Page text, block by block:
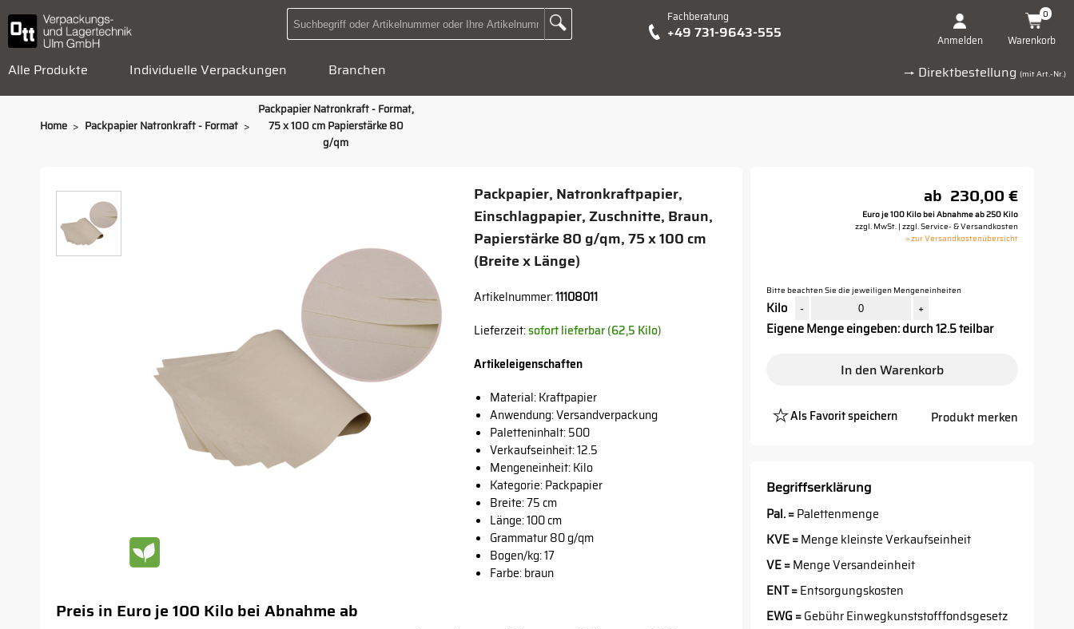
Suchbegriff oder Artikelnummer hier eingeben:
Zur Suche Landingpage Fachberatung
+49 731-9643-555 Anmelden Warenkorb
0
Alle Produkte Individuelle Verpackungen Branchen → Direktbestellung (mit Art.-Nr.)
Home > Packpapier Natronkraft - Format >
Packpapier Natronkraft - Format,
75 x 100 cm Papierstärke 80
g/qm
Packpapier, Natronkraftpapier,
Einschlagpapier, Zuschnitte, Braun,
Papierstärke 80 g/qm, 75 x 100 cm
(Breite x Länge)
Artikelnummer:11108011
Lieferzeit:sofort lieferbar (62,5 Kilo)
Artikeleigenschaften
Material: Kraftpapier
Anwendung: Versandverpackung
Paletteninhalt: 500
Verkaufseinheit: 12.5
Mengeneinheit: Kilo
Kategorie: Packpapier
Breite: 75 cm
Länge: 100 cm
Grammatur 80 g/qm
Bogen/kg: 17
Farbe: braun
Preis in Euro je 100 Kilo bei Abnahme ab
ab 230,00 €
Euro je 100 Kilo bei Abnahme ab 250 Kilo
zzgl. MwSt. | zzgl. Service- & Versandkosten
> zur Versandkostenübersicht
Bitte beachten Sie die jeweiligen Mengeneinheiten
Kilo - +
Eigene Menge eingeben: durch 12.5 teilbar
In den Warenkorb
Als Favorit speichern
Platzhalter
Produkt merken
Begriffserklärung
Pal. =Palettenmenge
KVE =Menge kleinste Verkaufseinheit
VE =Menge Versandeinheit
ENT =Entsorgungskosten
EWG =Gebühr Einwegkunststofffondsgesetz